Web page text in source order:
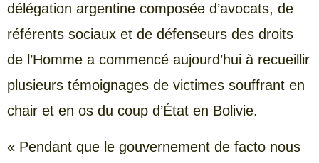
délégation argentine composée d’avocats, de
référents sociaux et de défenseurs des droits
de l’Homme a commencé aujourd’hui à recueillir
plusieurs témoignages de victimes souffrant en
chair et en os du coup d’État en Bolivie.
« Pendant que le gouvernement de facto nous